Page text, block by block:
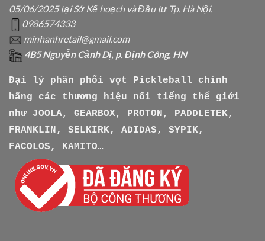
05/06/2025 tại Sở Kế hoạch và Đầu tư Tp. Hà Nội.
0986574333
minhanhretail@gmail.com
4B5 Nguyễn Cảnh Dị, p. Định Công, HN
Đại lý phân phối vợt Pickleball chính
hãng các thương hiệu nổi tiếng thế giới
như
JOOLA, GEARBOX, PROTON, PADDLETEK,
FRANKLIN, SELKIRK, ADIDAS, SYPIK,
FACOLOS, KAMITO…